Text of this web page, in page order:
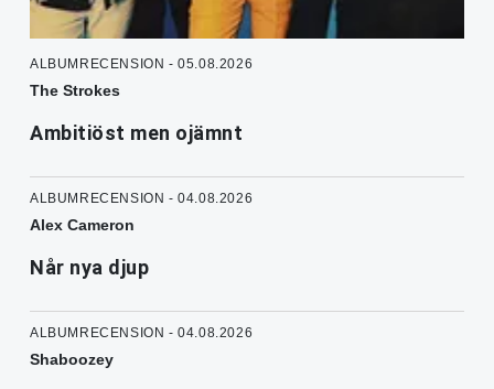
ALBUMRECENSION - 05.08.2026
The Strokes
Ambitiöst men ojämnt
ALBUMRECENSION - 04.08.2026
Alex Cameron
Når nya djup
ALBUMRECENSION - 04.08.2026
Shaboozey